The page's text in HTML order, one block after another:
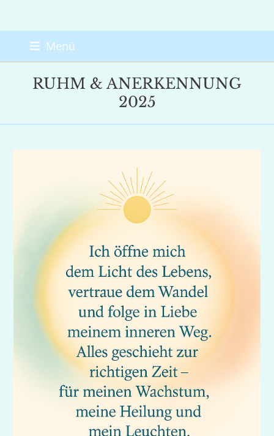
content
Menü
RUHM & ANERKENNUNG
2025